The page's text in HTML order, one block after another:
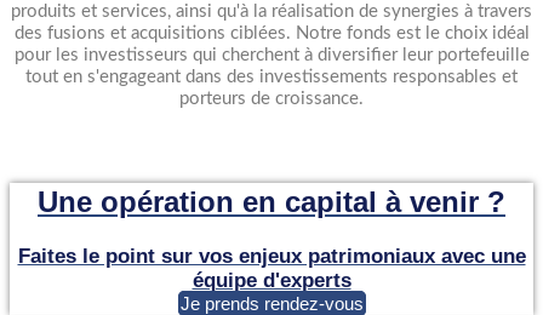
produits et services, ainsi qu'à la réalisation de synergies à travers
des fusions et acquisitions ciblées. Notre fonds est le choix idéal
pour les investisseurs qui cherchent à diversifier leur portefeuille
tout en s'engageant dans des investissements responsables et
porteurs de croissance.
Une opération en capital à venir ?
Faites le point sur vos enjeux patrimoniaux avec une
équipe d'experts
Je prends rendez-vous